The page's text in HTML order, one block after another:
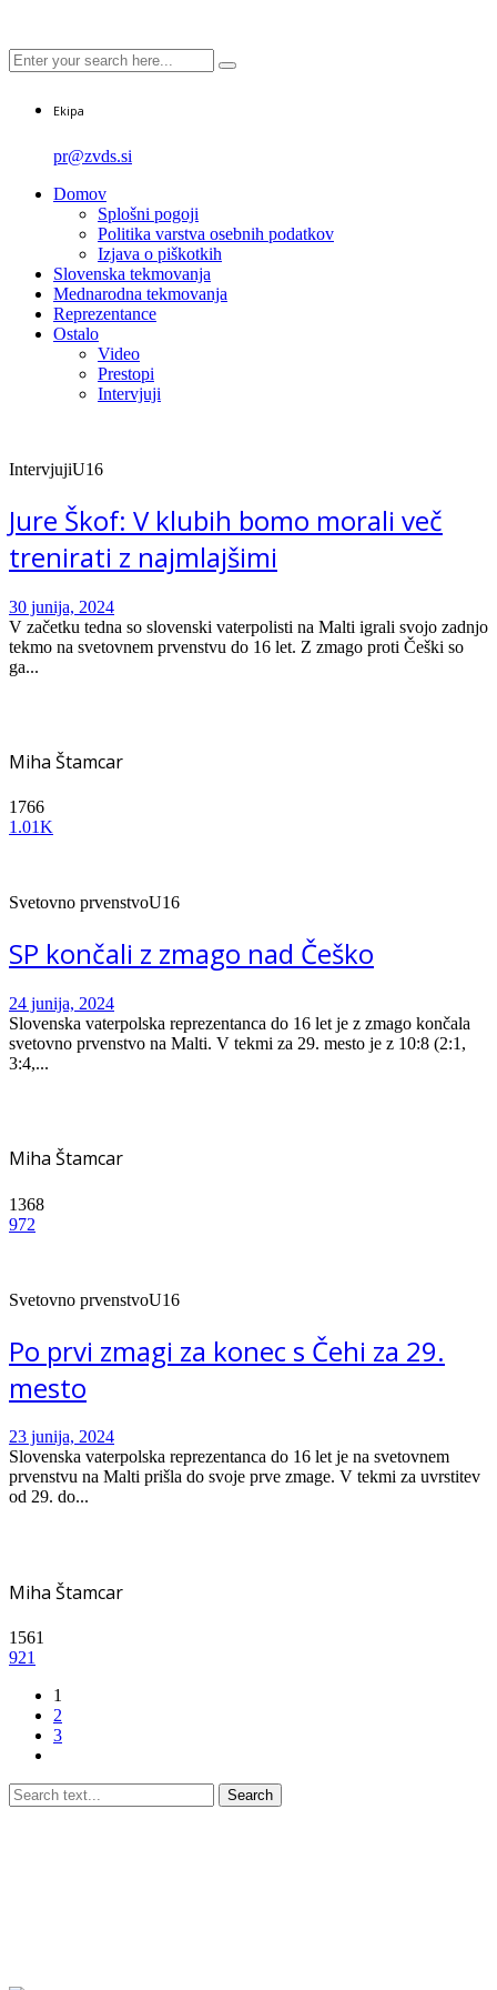
Ekipa
pr@zvds.si
Domov
Splošni pogoji
Politika varstva osebnih podatkov
Izjava o piškotkih
Slovenska tekmovanja
Mednarodna tekmovanja
Reprezentance
Ostalo
Video
Prestopi
Intervjuji
IntervjujiU16
Jure Škof: V klubih bomo morali več
trenirati z najmlajšimi
30 junija, 2024
V začetku tedna so slovenski vaterpolisti na Malti igrali svojo zadnjo
tekmo na svetovnem prvenstvu do 16 let. Z zmago proti Češki so
ga...
Miha Štamcar
1766
1.01K
Svetovno prvenstvoU16
SP končali z zmago nad Češko
24 junija, 2024
Slovenska vaterpolska reprezentanca do 16 let je z zmago končala
svetovno prvenstvo na Malti. V tekmi za 29. mesto je z 10:8 (2:1,
3:4,...
Miha Štamcar
1368
972
Svetovno prvenstvoU16
Po prvi zmagi za konec s Čehi za 29.
mesto
23 junija, 2024
Slovenska vaterpolska reprezentanca do 16 let je na svetovnem
prvenstvu na Malti prišla do svoje prve zmage. V tekmi za uvrstitev
od 29. do...
Miha Štamcar
1561
921
1
2
3
Search